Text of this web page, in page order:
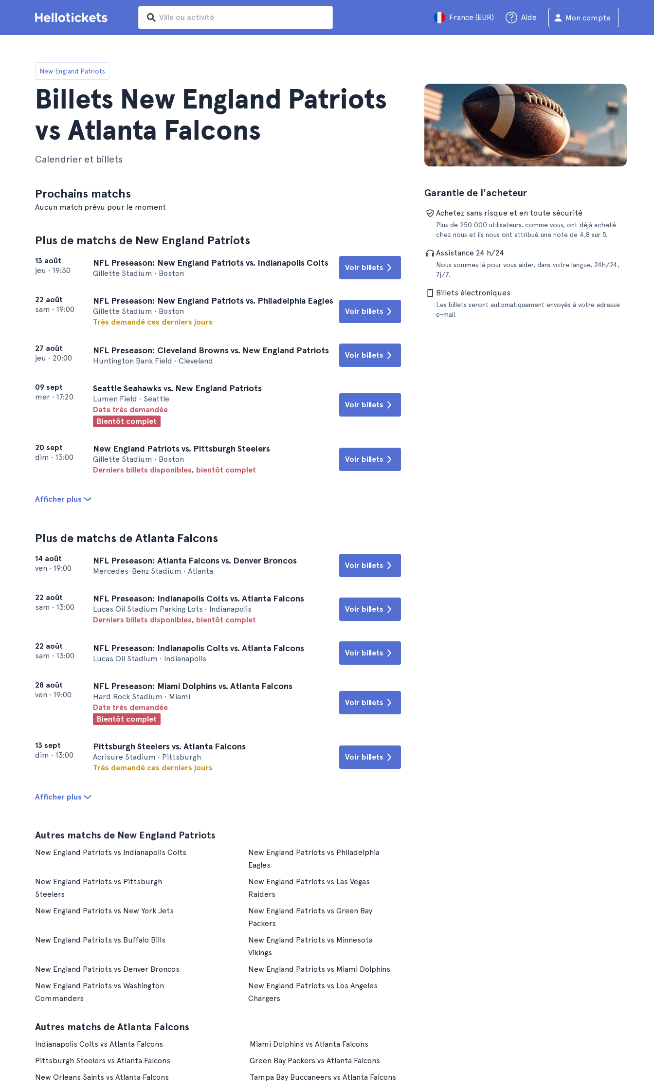
France (EUR) Aide Mon compte
New England Patriots
Billets New England Patriots
vs Atlanta Falcons
Calendrier et billets
Prochains matchs
Aucun match prévu pour le moment
Plus de matchs de New England Patriots
13 août
jeu • 19:30
NFL Preseason: New England Patriots vs. Indianapolis Colts
Gillette Stadium • Boston
Voir billets
22 août
sam • 19:00
NFL Preseason: New England Patriots vs. Philadelphia Eagles
Gillette Stadium • Boston
Très demandé ces derniers jours
Voir billets
27 août
jeu • 20:00
NFL Preseason: Cleveland Browns vs. New England Patriots
Huntington Bank Field • Cleveland
Voir billets
09 sept
mer • 17:20
Seattle Seahawks vs. New England Patriots
Lumen Field • Seattle
Date très demandée
Bientôt complet
Voir billets
20 sept
dim • 13:00
New England Patriots vs. Pittsburgh Steelers
Gillette Stadium • Boston
Derniers billets disponibles, bientôt complet
Voir billets
Afficher plus
Plus de matchs de Atlanta Falcons
14 août
ven • 19:00
NFL Preseason: Atlanta Falcons vs. Denver Broncos
Mercedes-Benz Stadium • Atlanta
Voir billets
22 août
sam • 13:00
NFL Preseason: Indianapolis Colts vs. Atlanta Falcons
Lucas Oil Stadium Parking Lots • Indianapolis
Derniers billets disponibles, bientôt complet
Voir billets
22 août
sam • 13:00
NFL Preseason: Indianapolis Colts vs. Atlanta Falcons
Lucas Oil Stadium • Indianapolis
Voir billets
28 août
ven • 19:00
NFL Preseason: Miami Dolphins vs. Atlanta Falcons
Hard Rock Stadium • Miami
Date très demandée
Bientôt complet
Voir billets
13 sept
dim • 13:00
Pittsburgh Steelers vs. Atlanta Falcons
Acrisure Stadium • Pittsburgh
Très demandé ces derniers jours
Voir billets
Afficher plus
Garantie de l'acheteur
Achetez sans risque et en toute sécurité
Plus de 250 000 utilisateurs, comme vous, ont déjà acheté
chez nous et ils nous ont attribué une note de 4,8 sur 5.
Assistance 24 h/24
Nous sommes là pour vous aider, dans votre langue, 24h/24,
7j/7.
Billets électroniques
Les billets seront automatiquement envoyés à votre adresse
e-mail.
Autres matchs de New England Patriots
New England Patriots vs Indianapolis Colts
New England Patriots vs Philadelphia
Eagles
New England Patriots vs Pittsburgh
Steelers
New England Patriots vs Las Vegas
Raiders
New England Patriots vs New York Jets
New England Patriots vs Green Bay
Packers
New England Patriots vs Buffalo Bills
New England Patriots vs Minnesota
Vikings
New England Patriots vs Denver Broncos
New England Patriots vs Miami Dolphins
New England Patriots vs Washington
Commanders
New England Patriots vs Los Angeles
Chargers
Autres matchs de Atlanta Falcons
Indianapolis Colts vs Atlanta Falcons
Miami Dolphins vs Atlanta Falcons
Pittsburgh Steelers vs Atlanta Falcons
Green Bay Packers vs Atlanta Falcons
New Orleans Saints vs Atlanta Falcons
Tampa Bay Buccaneers vs Atlanta Falcons